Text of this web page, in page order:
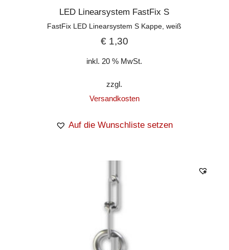
LED Linearsystem FastFix S
FastFix LED Linearsystem S Kappe, weiß
€1,30
inkl. 20 % MwSt.
zzgl.
Versandkosten
Auf die Wunschliste setzen